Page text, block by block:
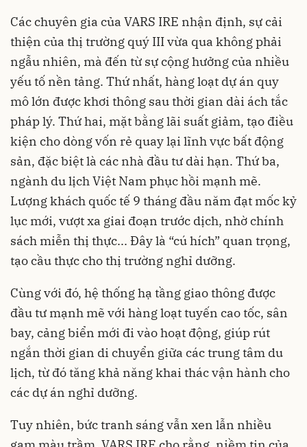
Các chuyên gia của VARS IRE nhận định, sự cải
thiện của thị trường quý III vừa qua không phải
ngẫu nhiên, mà đến từ sự cộng hưởng của nhiều
yếu tố nền tảng. Thứ nhất, hàng loạt dự án quy
mô lớn được khơi thông sau thời gian dài ách tắc
pháp lý. Thứ hai, mặt bằng lãi suất giảm, tạo điều
kiện cho dòng vốn rẻ quay lại lĩnh vực bất động
sản, đặc biệt là các nhà đầu tư dài hạn. Thứ ba,
ngành du lịch Việt Nam phục hồi mạnh mẽ.
Lượng khách quốc tế 9 tháng đầu năm đạt mốc kỷ
lục mới, vượt xa giai đoạn trước dịch, nhờ chính
sách miễn thị thực... Đây là “cú hích” quan trọng,
tạo cầu thực cho thị trường nghỉ dưỡng.
Cùng với đó, hệ thống hạ tầng giao thông được
đầu tư mạnh mẽ với hàng loạt tuyến cao tốc, sân
bay, cảng biển mới đi vào hoạt động, giúp rút
ngắn thời gian di chuyển giữa các trung tâm du
lịch, từ đó tăng khả năng khai thác vận hành cho
các dự án nghỉ dưỡng.
Tuy nhiên, bức tranh sáng vẫn xen lẫn nhiều